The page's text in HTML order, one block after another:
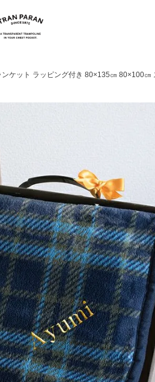
ケット ラッピング付き 80×135㎝ 80×100㎝